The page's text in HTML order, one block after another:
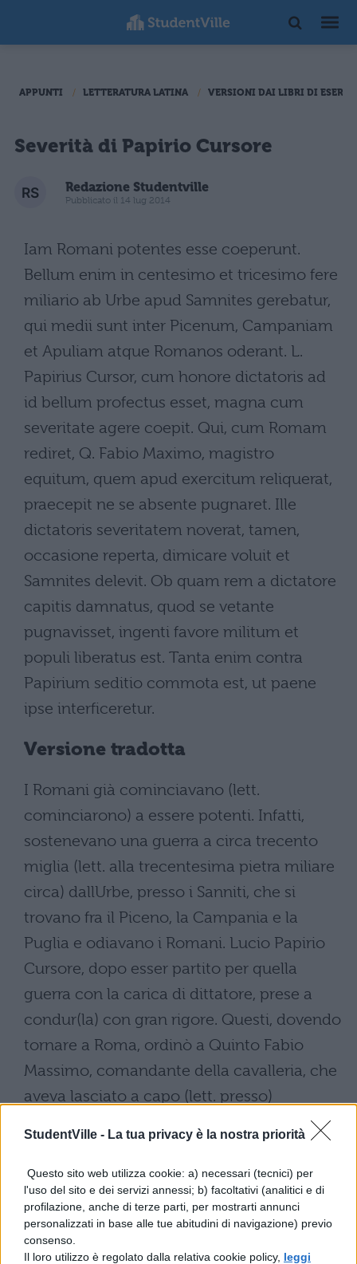
StudentVille - La tua privacy è la nostra priorità
Questo sito web utilizza cookie: a) necessari (tecnici) per
l'uso del sito e dei servizi annessi; b) facoltativi (analitici e di
profilazione, anche di terze parti, per mostrarti annunci
personalizzati in base alle tue abitudini di navigazione) previo
consenso.
Il loro utilizzo è regolato dalla relativa cookie policy, leggi
APPUNTI LETTERATURA LATINA VERSIONI DAI LIBRI DI
Severità di Papirio Cursore
Redazione Studentville
Pubblicato il 14 lug 2014
Iam Romani potentes esse coeperunt.
Bellum enim in centesimo et tricesimo fere
miliario ab Urbe apud Samnites gerebatur,
qui medii sunt inter Picenum, Campaniam
et Apuliam atque Romanos oderant. L.
Papirius Cursor, cum honore dictatoris ad
id bellum profectus esset, magna cum
severitate agere coepit. Qui, cum Romam
rediret, Q. Fabio Maximo, magistro
equitum, quem apud exercitum reliquerat,
praecepit ne se absente pugnaret. Ille
dictatoris severitatem noverat, tamen,
occasione reperta, dimicare voluit et
Samnites delevit. Ob quam rem a dictatore
capitis damnatus, quod se vetante
pugnavisset, ingenti favore militum et
populi liberatus est. Tanta enim contra
Papirium seditio commota est, ut paene
ipse interficeretur.
Versione tradotta
I Romani già cominciavano (lett.
cominciarono) a essere potenti. Infatti,
sostenevano una guerra a circa trecento
miglia (lett. alla trecentesima pietra miliare
circa) dallUrbe, presso i Sanniti, che si
trovano fra il Piceno, la Campania e la
Puglia e odiavano i Romani. Lucio Papirio
Cursore, dopo esser partito per quella
guerra con la carica di dittatore, prese a
condur(la) con gran rigore. Questi, dovendo
tornare a Roma, ordinò a Quinto Fabio
Massimo, comandante della cavalleria, che
aveva lasciato a capo (lett. presso)
assenza. Egli conosceva la severità del
dittatore ma, colta loccasione, volle
combattere e sbaragliò i Sanniti.
Condannato a morte dal dittatore per
questo motivo, perché aveva combattuto